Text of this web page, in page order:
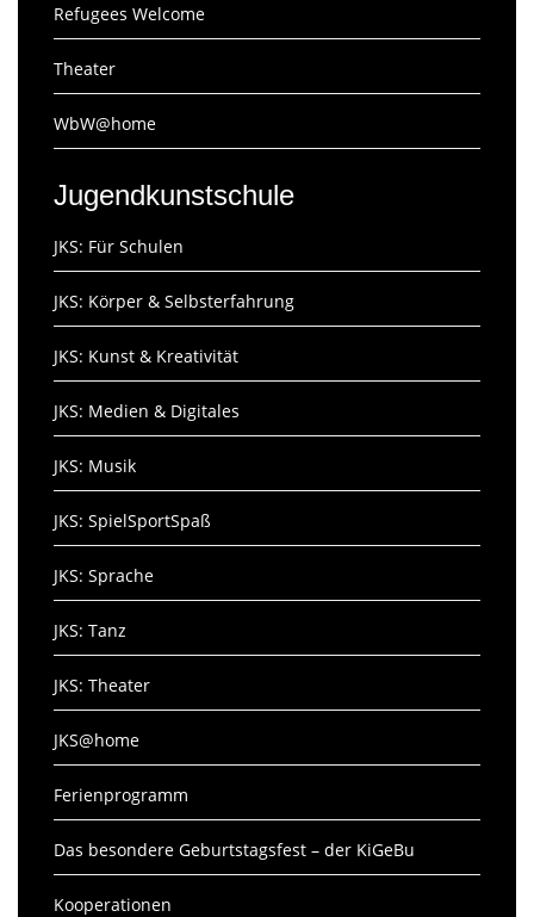
Refugees Welcome
Theater
WbW@home
Jugendkunstschule
JKS: Für Schulen
JKS: Körper & Selbsterfahrung
JKS: Kunst & Kreativität
JKS: Medien & Digitales
JKS: Musik
JKS: SpielSportSpaß
JKS: Sprache
JKS: Tanz
JKS: Theater
JKS@home
Ferienprogramm
Das besondere Geburtstagsfest – der KiGeBu
Kooperationen